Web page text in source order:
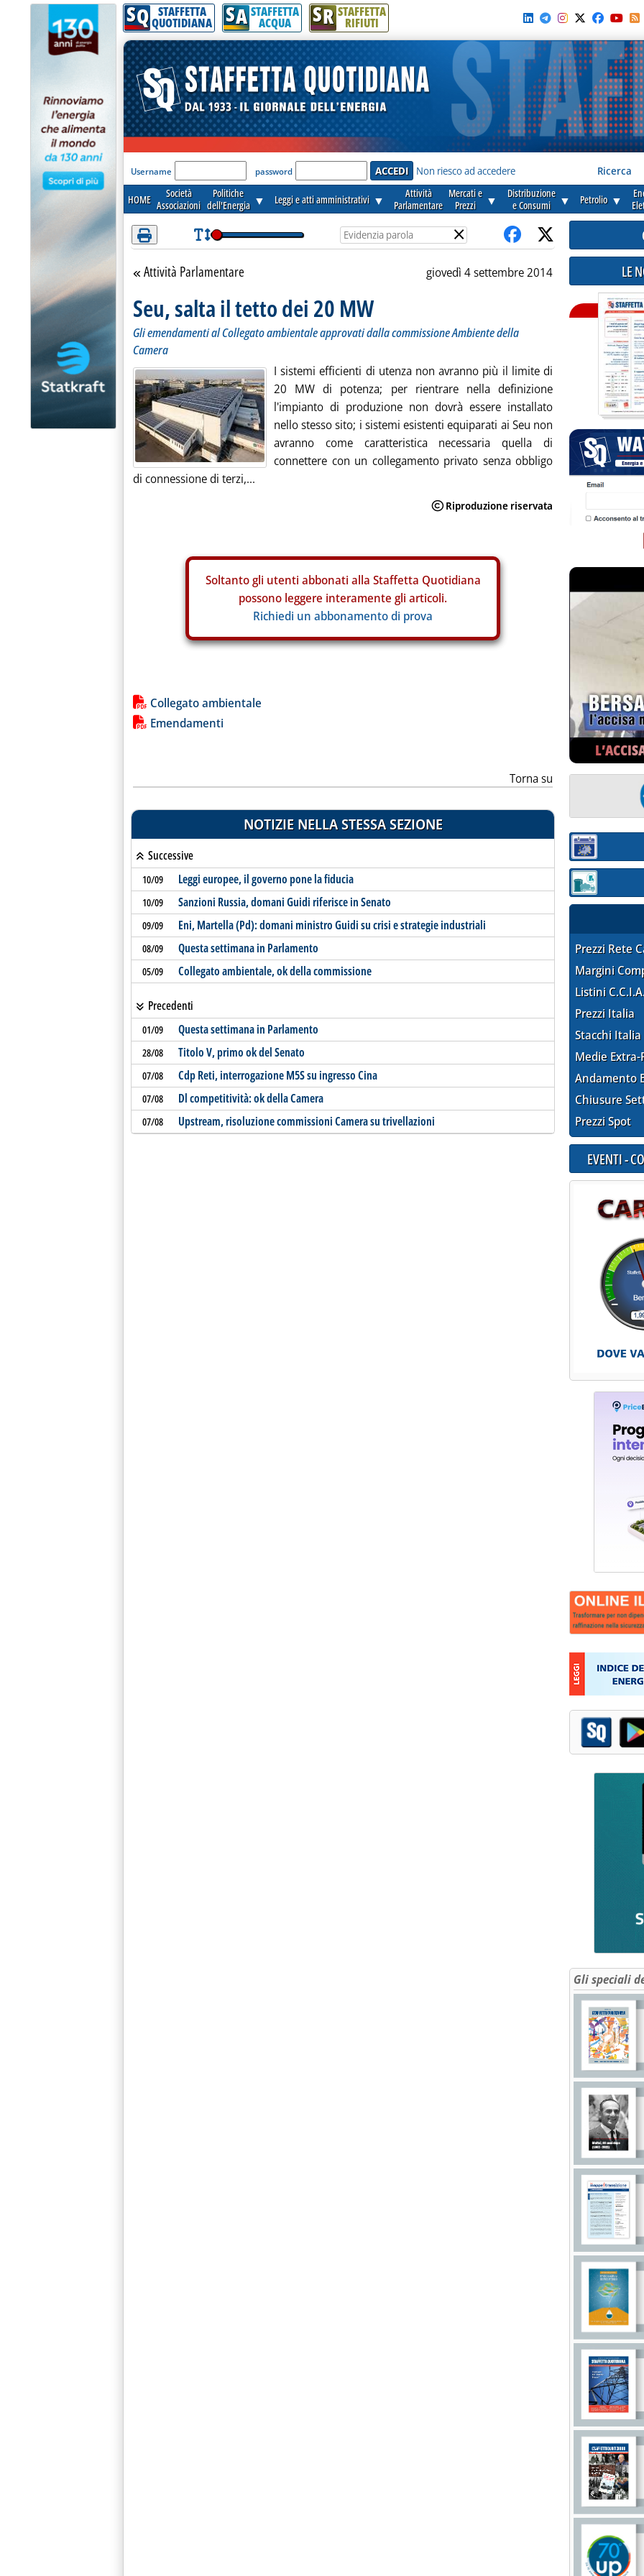
Attenzione! Esegui l'accesso per lèggere interamente la notizia.
SQ STAFFETTA
QUOTIDIANA SA STAFFETTA
ACQUA SR STAFFETTA
RIFIUTI
'Modulo Login per accedere'
Username password Non riesco ad accedere Ricerca
HOME
Società
Associazioni
Politiche
dell'Energia ▼ Leggi e atti amministrativi ▼
Attività
Parlamentare
Mercati e
Prezzi
▼
Distribuzione
e Consumi
▼ Petrolio ▼
×
Torna alla sezione
Attività Parlamentare giovedì 4 settembre 2014
Seu, salta il tetto dei 20 MW
Gli emendamenti al Collegato ambientale approvati dalla commissione Ambiente della
Camera
I sistemi efficienti di utenza non avranno più il limite di
20 MW di potenza; per rientrare nella definizione
l'impianto di produzione non dovrà essere installato
nello stesso sito; i sistemi esistenti equiparati ai Seu non
avranno come caratteristica necessaria quella di
connettere con un collegamento privato senza obbligo
di connessione di terzi,...
Soltanto gli utenti abbonati alla Staffetta Quotidiana
possono leggere interamente gli articoli.
Richiedi un abbonamento di prova
Lista allegati PDF alla notizia
Collegato ambientale
Emendamenti
Torna su
NOTIZIE NELLA STESSA SEZIONE
Successive
10/09 Leggi europee, il governo pone la fiducia
10/09 Sanzioni Russia, domani Guidi riferisce in Senato
09/09 Eni, Martella (Pd): domani ministro Guidi su crisi e strategie industriali
08/09 Questa settimana in Parlamento
05/09 Collegato ambientale, ok della commissione
Precedenti
01/09 Questa settimana in Parlamento
28/08 Titolo V, primo ok del Senato
07/08 Cdp Reti, interrogazione M5S su ingresso Cina
07/08 Dl competitività: ok della Camera
07/08 Upstream, risoluzione commissioni Camera su trivellazioni
LE
Sezione:
Sezione:
Prezzi Rete
Margini
Listini
Prezzi Italia
Stacchi Italia
Medie Extra-
Andamento
Chiusure
Prezzi Spot
EVENTI -
Gli speciali